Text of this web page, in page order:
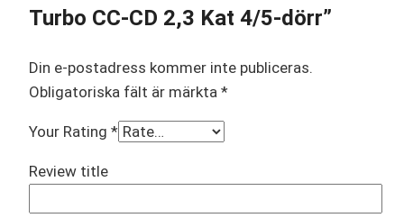
Turbo CC-CD 2,3 Kat 4/5-dörr”
Din e-postadress kommer inte publiceras.
Obligatoriska fält är märkta *
Your Rating *
Review title